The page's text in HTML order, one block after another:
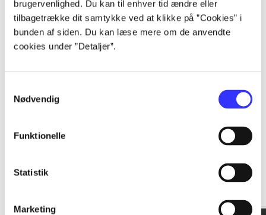
brugervenlighed. Du kan til enhver tid ændre eller
tilbagetrække dit samtykke ved at klikke på ”Cookies” i
bunden af siden. Du kan læse mere om de anvendte
cookies under ”Detaljer”.
Nødvendig
Funktionelle
Statistik
Marketing
...